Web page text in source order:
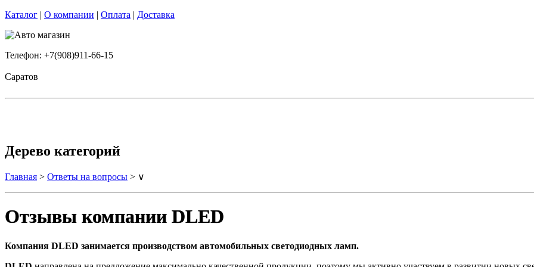
Каталог | О компании | Оплата | Доставка
Телефон: +7(908)911-66-15
Саратов
Дерево категорий
Главная > Ответы на вопросы > ∨
Отзывы компании DLED
Компания DLED занимается производством автомобильных светодиодных ламп.